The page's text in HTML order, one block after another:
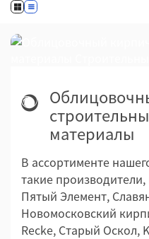
материалы
В ассортименте
такие
Пятый Элемент,
Новомосковский
Recke, Старый Оскол,